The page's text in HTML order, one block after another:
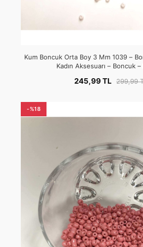
Kum Boncuk Orta Boy 3 Mm 1039 –
Kadın Aksesuarı – Boncuk
245,99 TL 299,99
-%18